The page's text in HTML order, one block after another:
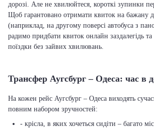
дорозі. Але не хвилюйтеся, короткі зупинки
Щоб гарантовано отримати квиток на бажану
(наприклад, на другому поверсі автобуса з
радимо придбати квиток онлайн заздалегідь та
поїздки без зайвих хвилювань.
Трансфер Аугсбург – Одеса: час в
На кожен рейс Аугсбург – Одеса виходять
повним набором зручностей:
- крісла, в яких хочеться сидіти – багато